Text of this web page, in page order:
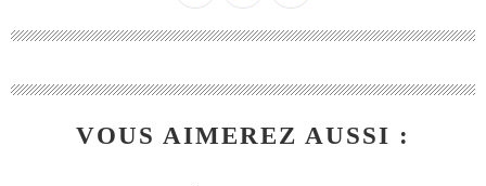
VOUS AIMEREZ AUSSI :